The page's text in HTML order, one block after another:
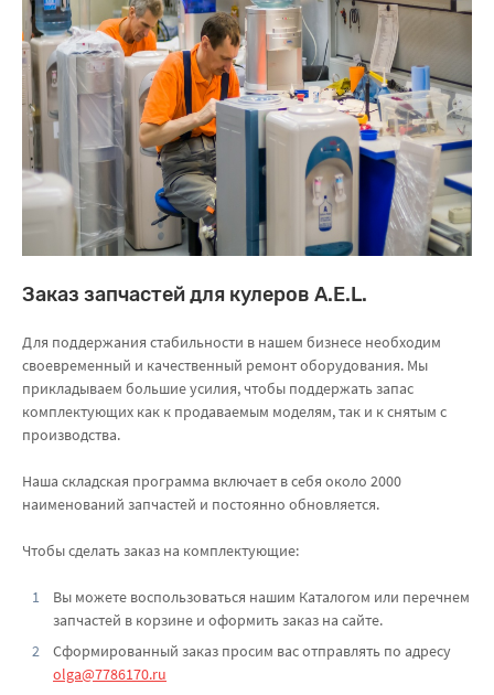
Заказ запчастей для кулеров A.E.L.
Для поддержания стабильности в нашем бизнесе необходим
своевременный и качественный ремонт оборудования. Мы
прикладываем большие усилия, чтобы поддержать запас
комплектующих как к продаваемым моделям, так и к снятым с
производства.
Наша складская программа включает в себя около 2000
наименований запчастей и постоянно обновляется.
Чтобы сделать заказ на комплектующие:
Вы можете воспользоваться нашим Каталогом или перечнем
запчастей в корзине и оформить заказ на сайте.
Сформированный заказ просим вас отправлять по адресу
olga@7786170.ru